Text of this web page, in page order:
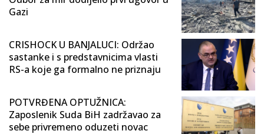
Gazi
CRISHOCK U BANJALUCI: Održao
sastanke i s predstavnicima vlasti
RS-a koje ga formalno ne priznaju
POTVRĐENA OPTUŽNICA:
Zaposlenik Suda BiH zadržavao za
sebe privremeno oduzeti novac